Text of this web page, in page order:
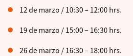
12 de marzo / 10:30 – 12:00 hrs.
19 de marzo / 15:00 – 16:30 hrs.
26 de marzo / 16:30 – 18:00 hrs.